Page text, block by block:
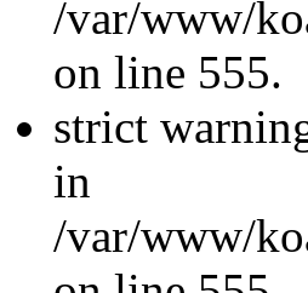
/var/www/
on line 555.
strict
in
/var/www/